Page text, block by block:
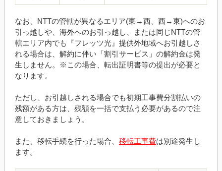
なお、NTTの管轄が異なるエリア(東→西、西→東)へのお
引っ越しや、海外へのお引っ越し、または同じNTTの管
轄エリア内でも『フレッツ光』提供外地域へお引越しさ
れる場合は、解約に伴い「割引サービス」の解約金は発
生しません。※この場合、転出証明書等の提出が必要と
なります。
ただし、お引越しされる場合でも初期工事費分割払いの
残額がある方は、残額を一括で支払う必要があるので注
意しておきましょう。
また、移転手続を行った場合、 移転工事費は別途発生し
ます。